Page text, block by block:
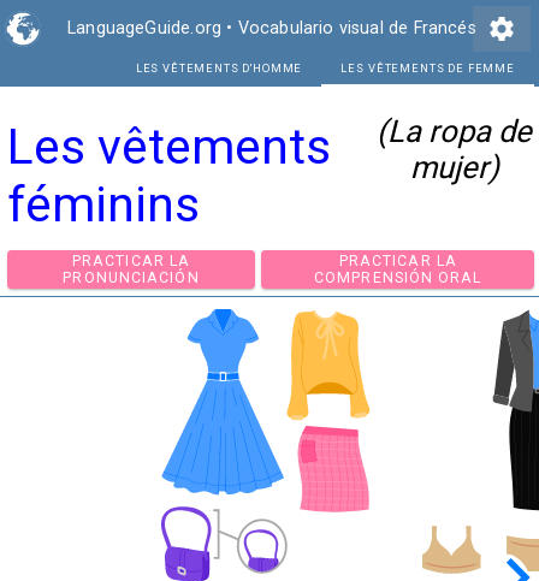
LanguageGuide.org • Vocabulario visual de Francés settings
Les vêtements
féminins
(La ropa de
mujer)
PRACTICAR LA
PRONUNCIACIÓN
PRACTICAR LA
COMPRENSIÓN